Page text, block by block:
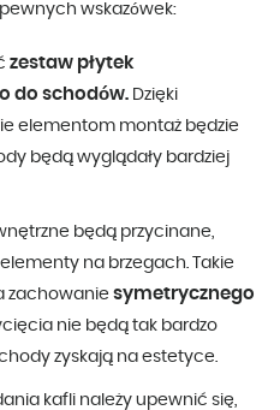
wskazówek:
zestaw płytek
do schodów. Dzięki
elementom montaż będzie
będą wyglądały bardziej
będą przycinane,
na brzegach. Takie
zachowanie symetrycznego
nie będą tak bardzo
zyskają na estetyce.
kafli należy upewnić się,